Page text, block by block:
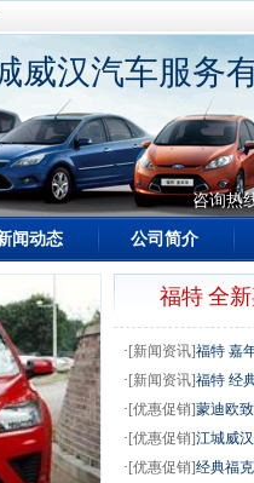
威汉汽车服务
咨询热
闻动态 公司简介
福特 全
· [新闻资讯]福特 嘉
· [新闻资讯]福特 经
· [优惠促销]蒙迪欧
· [优惠促销]江城威
· [优惠促销]经典福